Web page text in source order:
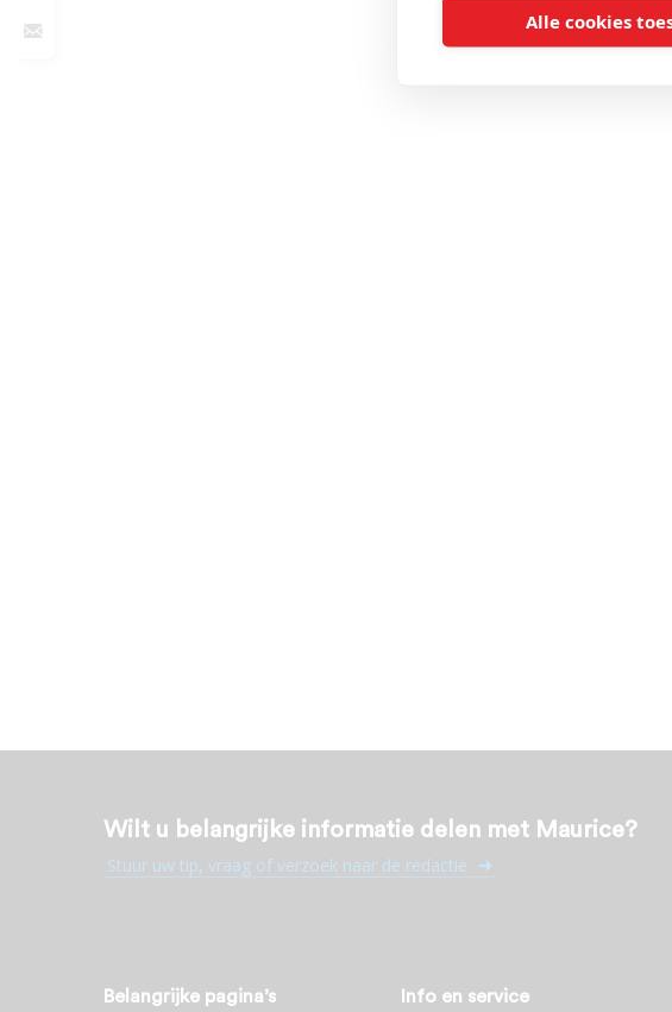
Alle cookies
Wilt u belangrijke informatie delen met Maurice?
Stuur uw tip, vraag of verzoek naar de redactie
Belangrijke pagina’s Info en service